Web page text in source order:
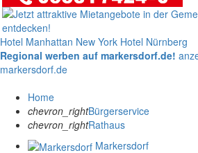
Hotel Manhattan New York Hotel Nürnberg
Regional werben auf markersdorf.de!
markersdorf.de
Home
chevron_rightBürgerservice
chevron_rightRathaus
Markersdorf